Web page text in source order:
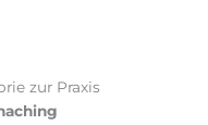
zur Praxis